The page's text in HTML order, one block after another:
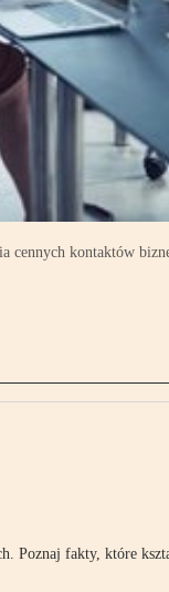
cennych kontaktów
fakty, które